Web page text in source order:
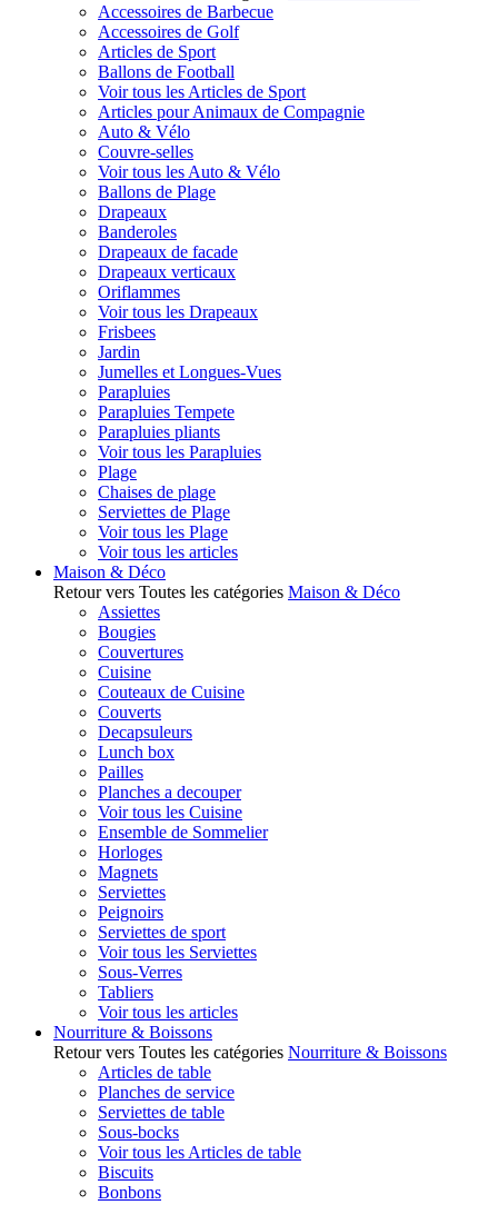
Accessoires de Barbecue
Accessoires de Golf
Articles de Sport
Ballons de Football
Voir tous les Articles de Sport
Articles pour Animaux de Compagnie
Auto & Vélo
Couvre-selles
Voir tous les Auto & Vélo
Ballons de Plage
Drapeaux
Banderoles
Drapeaux de facade
Drapeaux verticaux
Oriflammes
Voir tous les Drapeaux
Frisbees
Jardin
Jumelles et Longues-Vues
Parapluies
Parapluies Tempete
Parapluies pliants
Voir tous les Parapluies
Plage
Chaises de plage
Serviettes de Plage
Voir tous les Plage
Voir tous les articles
Maison & Déco
Retour vers Toutes les catégories Maison & Déco
Assiettes
Bougies
Couvertures
Cuisine
Couteaux de Cuisine
Couverts
Decapsuleurs
Lunch box
Pailles
Planches a decouper
Voir tous les Cuisine
Ensemble de Sommelier
Horloges
Magnets
Serviettes
Peignoirs
Serviettes de sport
Voir tous les Serviettes
Sous-Verres
Tabliers
Voir tous les articles
Nourriture & Boissons
Retour vers Toutes les catégories Nourriture & Boissons
Articles de table
Planches de service
Serviettes de table
Sous-bocks
Voir tous les Articles de table
Biscuits
Bonbons